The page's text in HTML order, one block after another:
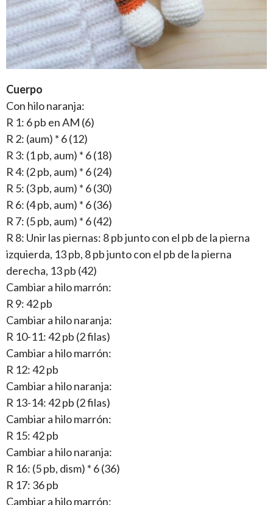
Cuerpo
Con hilo naranja:
R 1: 6 pb en AM (6)
R 2: (aum) * 6 (12)
R 3: (1 pb, aum) * 6 (18)
R 4: (2 pb, aum) * 6 (24)
R 5: (3 pb, aum) * 6 (30)
R 6: (4 pb, aum) * 6 (36)
R 7: (5 pb, aum) * 6 (42)
R 8: Unir las piernas: 8 pb junto con el pb de la pierna
izquierda, 13 pb, 8 pb junto con el pb de la pierna
derecha, 13 pb (42)
Cambiar a hilo marrón:
R 9: 42 pb
Cambiar a hilo naranja:
R 10-11: 42 pb (2 filas)
Cambiar a hilo marrón:
R 12: 42 pb
Cambiar a hilo naranja:
R 13-14: 42 pb (2 filas)
Cambiar a hilo marrón:
R 15: 42 pb
Cambiar a hilo naranja:
R 16: (5 pb, dism) * 6 (36)
R 17: 36 pb
Cambiar a hilo marrón: